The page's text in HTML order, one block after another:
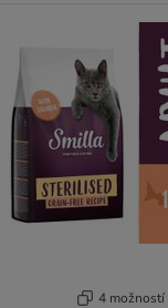
4 možností